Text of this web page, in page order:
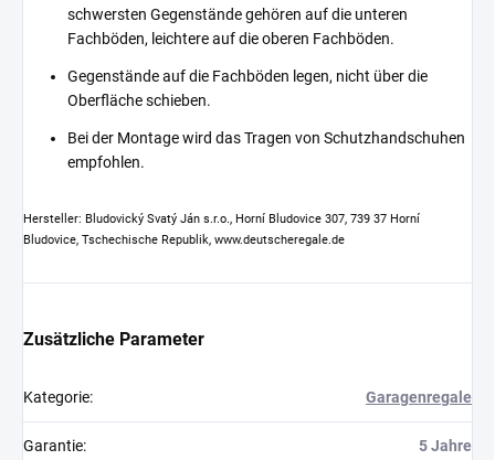
schwersten Gegenstände gehören auf die unteren
Fachböden, leichtere auf die oberen Fachböden.
Gegenstände auf die Fachböden legen, nicht über die
Oberfläche schieben.
Bei der Montage wird das Tragen von Schutzhandschuhen
empfohlen.
Hersteller: Bludovický Svatý Ján s.r.o., Horní Bludovice 307, 739 37 Horní
Bludovice, Tschechische Republik, www.deutscheregale.de
Zusätzliche Parameter
Kategorie: Garagenregale
Garantie: 5 Jahre